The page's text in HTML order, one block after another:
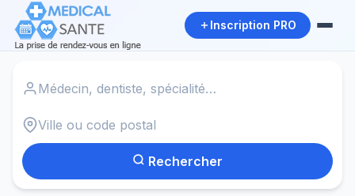
Inscription PRO
Rechercher
✓